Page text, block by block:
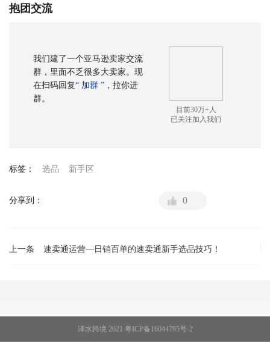
抱团交流
我们建了一个亚马逊卖家交流
群，里面不乏很多大卖家。现
在扫码回复“ 加群 ” ，拉你进
群。
目前30万+人
已关注加入我们
标签： 选品 新手区
分享到： 0
速卖通运营—日销百单的速卖通新手选品技巧！
上一条
泽水跨境 2021 粤ICP备16044795号-2